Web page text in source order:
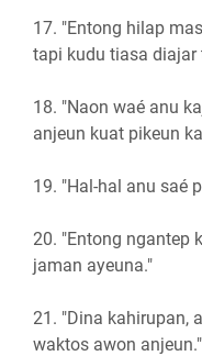
17. "Entong hilap
tapi kudu tiasa diajar
18. "Naon waé anu
anjeun kuat pikeun
19. "Hal-hal anu saé
20. "Entong ngantep
jaman ayeuna."
21. "Dina kahirupan,
waktos awon anjeun."